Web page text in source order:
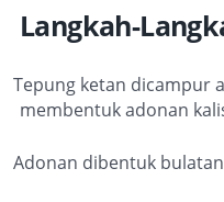
Langkah-
Tepung ketan dicampur
membentuk adonan
Adonan dibentuk